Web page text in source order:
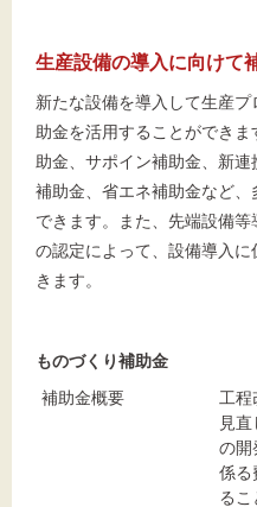
生産設備の導入に向けて
新たな設備を導入して生産
助金を活用することができ
助金、サポイン補助金、新
補助金、省エネ補助金など
できます。また、先端設備
の認定によって、設備導入
きます。
ものづくり補助金
補助金概要
工程
見
の開
係る
るこ